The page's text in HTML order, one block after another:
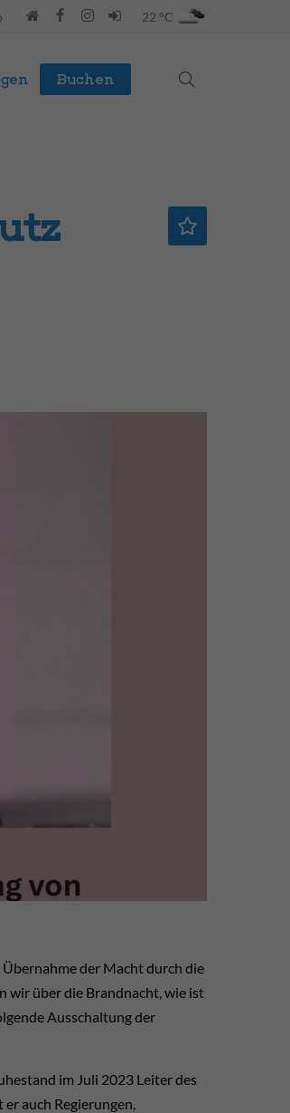
22 °C
Buchen
der Macht durch die
wir über die Brandnacht, wie ist
Ausschaltung der
im Juli 2023 Leiter des
auch Regierungen,